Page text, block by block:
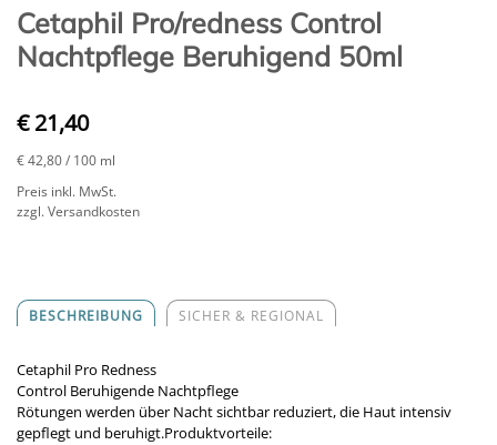
Cetaphil Pro/redness Control
Nachtpflege Beruhigend 50ml
€ 21,40
€ 42,80/ 100 ml
Preis inkl. MwSt.
zzgl. Versandkosten
BESCHREIBUNG SICHER & REGIONAL
Cetaphil Pro Redness
Control Beruhigende Nachtpflege
Rötungen werden über Nacht sichtbar reduziert, die Haut intensiv
gepflegt und beruhigt.Produktvorteile: